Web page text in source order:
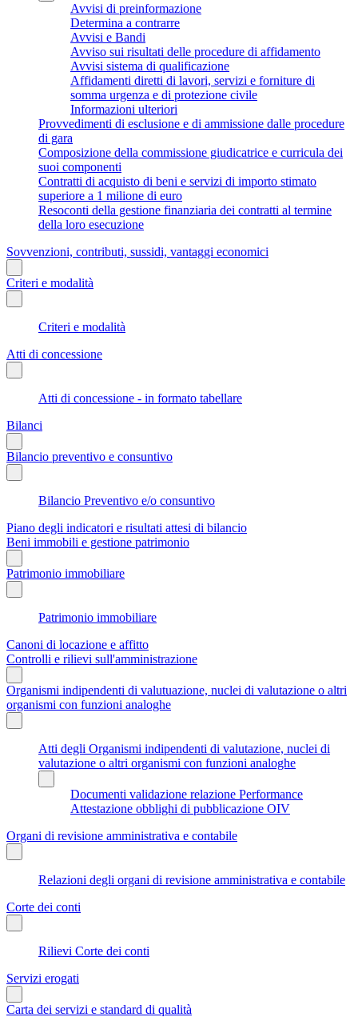
Avvisi di preinformazione
Determina a contrarre
Avvisi e Bandi
Avviso sui risultati delle procedure di affidamento
Avvisi sistema di qualificazione
Affidamenti diretti di lavori, servizi e forniture di
somma urgenza e di protezione civile
Informazioni ulteriori
Provvedimenti di esclusione e di ammissione dalle procedure
di gara
Composizione della commissione giudicatrice e curricula dei
suoi componenti
Contratti di acquisto di beni e servizi di importo stimato
superiore a 1 milione di euro
Resoconti della gestione finanziaria dei contratti al termine
della loro esecuzione
Sovvenzioni, contributi, sussidi, vantaggi economici
Criteri e modalità
Criteri e modalità
Atti di concessione
Atti di concessione - in formato tabellare
Bilanci
Bilancio preventivo e consuntivo
Bilancio Preventivo e/o consuntivo
Piano degli indicatori e risultati attesi di bilancio
Beni immobili e gestione patrimonio
Patrimonio immobiliare
Patrimonio immobiliare
Canoni di locazione e affitto
Controlli e rilievi sull'amministrazione
Organismi indipendenti di valutuazione, nuclei di valutazione o altri
organismi con funzioni analoghe
Atti degli Organismi indipendenti di valutazione, nuclei di
valutazione o altri organismi con funzioni analoghe
Documenti validazione relazione Performance
Attestazione obblighi di pubblicazione OIV
Organi di revisione amministrativa e contabile
Relazioni degli organi di revisione amministrativa e contabile
Corte dei conti
Rilievi Corte dei conti
Servizi erogati
Carta dei servizi e standard di qualità